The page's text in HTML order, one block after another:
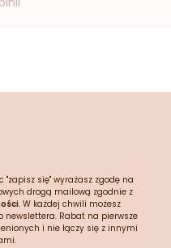
się" wyrażasz zgodę na
drogą mailową zgodnie z
. W każdej chwili możesz
newslettera. Rabat na pierwsze
i nie łączy się z innymi